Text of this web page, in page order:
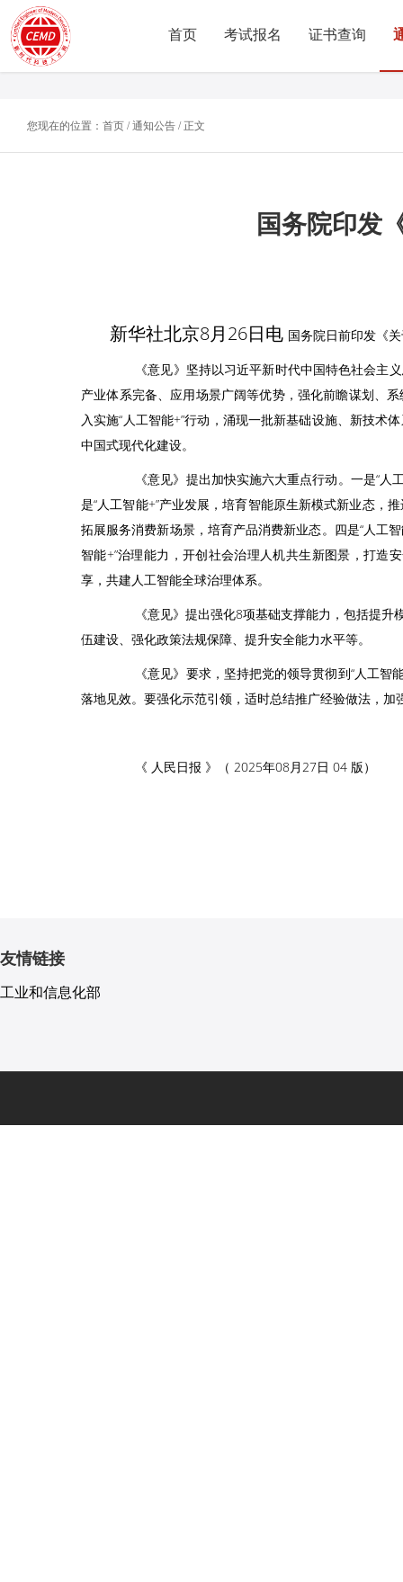
首页 (CURRENT)
考试报名 (CURRENT)
证书查询
您现在的位置： 首页 /通知公告 / 正文
国务院印发
新华社北京8月26日电 国务院日前印发《
《意见》坚持以习近平新时代中国特色社会主义
产业体系完备、应用场景广阔等优势，强化前瞻谋划、
入实施“人工智能+”行动，涌现一批新基础设施、新技
中国式现代化建设。
《意见》提出加快实施六大重点行动。一是“人
是“人工智能+”产业发展，培育智能原生新模式新业态，
拓展服务消费新场景，培育产品消费新业态。四是“人工
智能+”治理能力，开创社会治理人机共生新图景，打造
享，共建人工智能全球治理体系。
《意见》提出强化8项基础支撑能力，包括提升
伍建设、强化政策法规保障、提升安全能力水平等。
《意见》要求，坚持把党的领导贯彻到“人工智
落地见效。要强化示范引领，适时总结推广经验做法，
《 人民日报 》（ 2025年08月27日 04 版）
友情链接
工业和信息化部